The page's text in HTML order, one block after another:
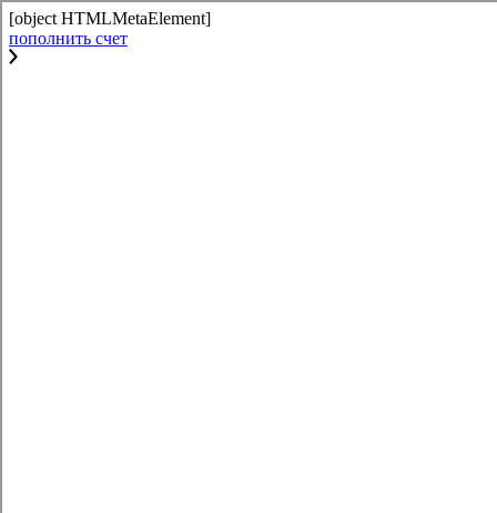
[object HTMLMetaElement]
пополнить счет